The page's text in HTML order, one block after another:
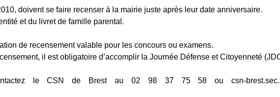
doivent se faire recenser à la mairie juste après leur date anniversaire.
et du livret de famille parental.
de recensement valable pour les concours ou examens.
il est obligatoire d’accomplir la Journée Défense et Citoyenneté
le CSN de Brest au 02 98 37 75 58 ou csn-